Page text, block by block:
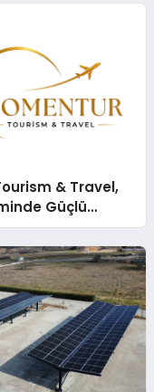
& Travel,
Güçlü
Fark